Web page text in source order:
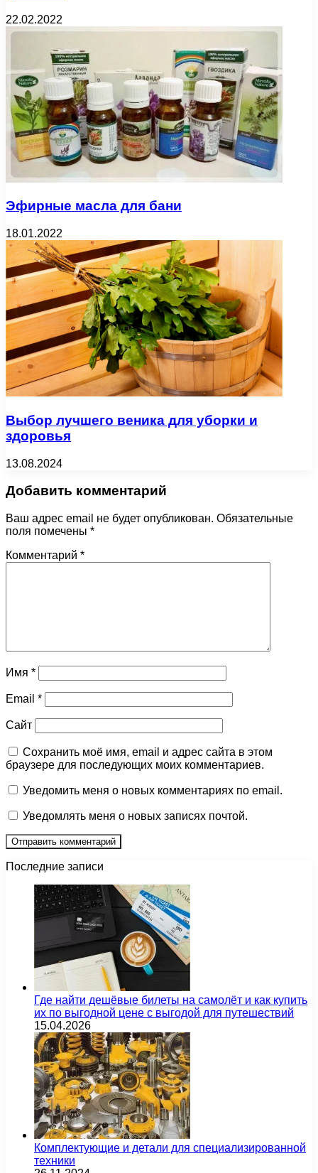
22.02.2022
Эфирные масла для бани
18.01.2022
Выбор лучшего веника для уборки и
здоровья
13.08.2024
Добавить комментарий
Ваш адрес email не будет опубликован. Обязательные
поля помечены *
Комментарий *
Имя *
Email *
Сайт
Сохранить моё имя, email и адрес сайта в этом
браузере для последующих моих комментариев.
Уведомить меня о новых комментариях по email.
Уведомлять меня о новых записях почтой.
Последние записи
Где найти дешёвые билеты на самолёт и как купить
их по выгодной цене с выгодой для путешествий
15.04.2026
Комплектующие и детали для специализированной
техники